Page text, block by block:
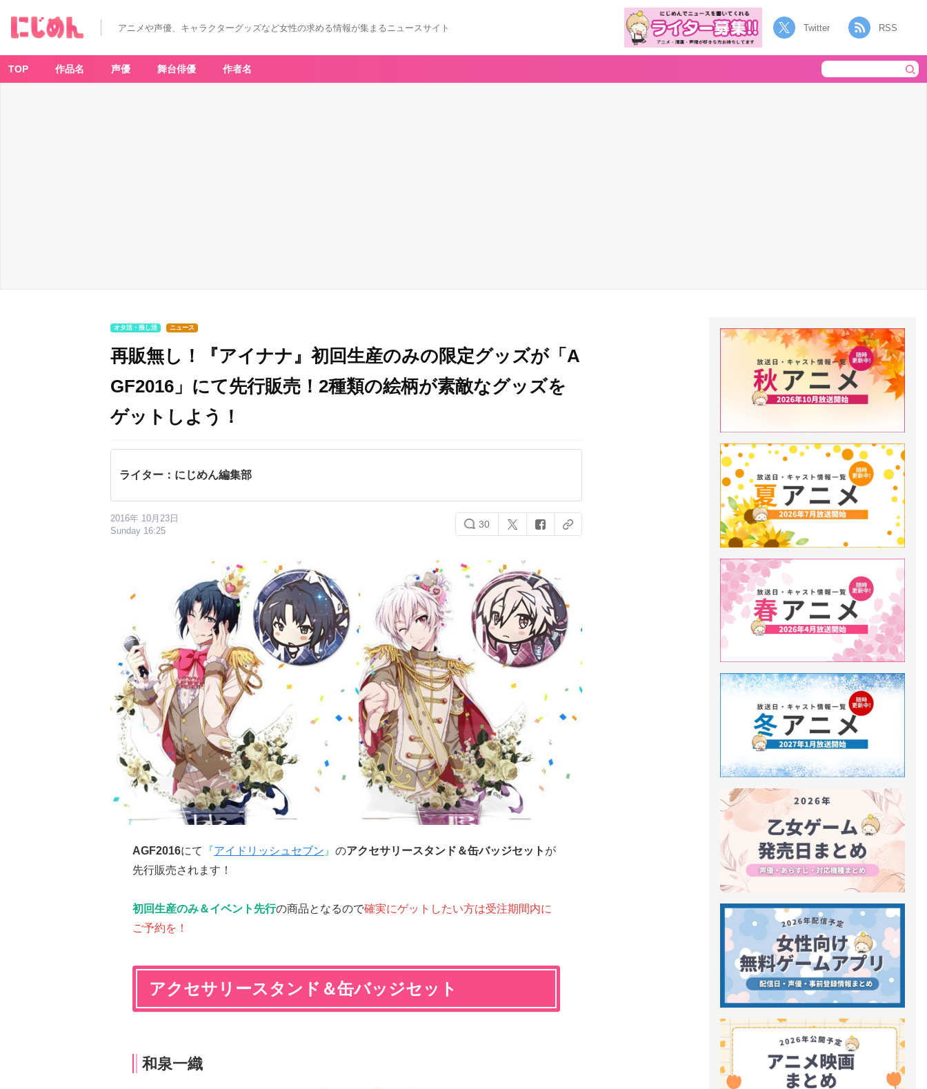
アニメや声優、キャラクターグッズなど女性の求める情報が集まるニュースサイト Twitter RSS
TOP 作品名 声優 舞台俳優 作者名
オタ活・推し活 ニュース
再販無し！『アイナナ』初回生産のみの限定グッズが「A
GF2016」にて先行販売！2種類の絵柄が素敵なグッズを
ゲットしよう！
ライター：にじめん編集部
2016年 10月23日
Sunday 16:25
30
AGF2016にて 『アイドリッシュセブン 』 のアクセサリースタンド＆缶バッジセット が
先行販売されます！
初回生産のみ＆イベント先行の商品となるので確実にゲットしたい方は受注期間内に
ご予約を！
アクセサリースタンド＆缶バッジセット
和泉一織